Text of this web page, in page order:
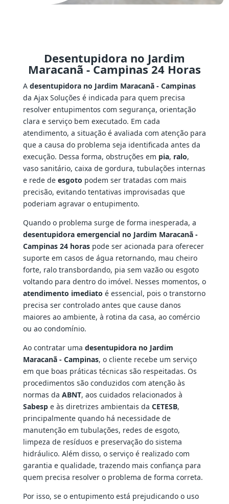
Desentupidora no Jardim
Maracanã - Campinas 24 Horas
A desentupidora no Jardim Maracanã - Campinas
da Ajax Soluções é indicada para quem precisa
resolver entupimentos com segurança, orientação
clara e serviço bem executado. Em cada
atendimento, a situação é avaliada com atenção para
que a causa do problema seja identificada antes da
execução. Dessa forma, obstruções em pia, ralo,
vaso sanitário, caixa de gordura, tubulações internas
e rede de esgoto podem ser tratadas com mais
precisão, evitando tentativas improvisadas que
poderiam agravar o entupimento.
Quando o problema surge de forma inesperada, a
desentupidora emergencial no Jardim Maracanã -
Campinas 24 horaspode ser acionada para oferecer
suporte em casos de água retornando, mau cheiro
forte, ralo transbordando, pia sem vazão ou esgoto
voltando para dentro do imóvel. Nesses momentos, o
atendimento imediato é essencial, pois o transtorno
precisa ser controlado antes que cause danos
maiores ao ambiente, à rotina da casa, ao comércio
ou ao condomínio.
Ao contratar uma desentupidora no Jardim
Maracanã - Campinas, o cliente recebe um serviço
em que boas práticas técnicas são respeitadas. Os
procedimentos são conduzidos com atenção às
normas da ABNT, aos cuidados relacionados à
Sabespe às diretrizes ambientais da CETESB,
principalmente quando há necessidade de
manutenção em tubulações, redes de esgoto,
limpeza de resíduos e preservação do sistema
hidráulico. Além disso, o serviço é realizado com
garantia e qualidade, trazendo mais confiança para
quem precisa resolver o problema de forma correta.
Por isso, se o entupimento está prejudicando o uso